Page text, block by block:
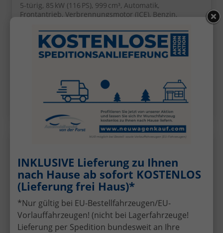
5-türig, 85 kW (116 PS), 999 cm³, Automatik,
Frontantrieb, Verbrennungsmotor (ICE), Benzin,
CO₂-Emission kombiniert 120.00 g/km (WLTP), CO₂-
Klasse D, Außenfarbe: Fiord Blau, Zustand,
Fahrfähigkeit: fahrtauglich, Garantieleistung:
Fahrzeuggarantie, Nichtraucher-Fahrzeug, Zustand,
Details
Style 1.0 TSI 7-Gang-DSG
INKLUSIVE Lieferung zu Ihnen
nach Hause ab sofort KOSTENLOS
(Lieferung frei Haus)*
*Nur gültig bei EU-Bestellfahrzeugen/EU-
Vorlauffahrzeugen! (nicht bei Lagerfahrzeuge!
Lieferung per Spedition bundesweit an Ihre